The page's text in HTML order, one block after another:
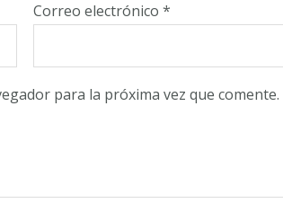
Correo electrónico*
para la próxima vez que comente.